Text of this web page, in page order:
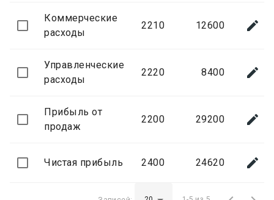
Коммерческие
расходы
2210 12600 
Управленческие
расходы
2220 8400 
Прибыль от
продаж
2200 29200 
Чистая прибыль 2400 24620 